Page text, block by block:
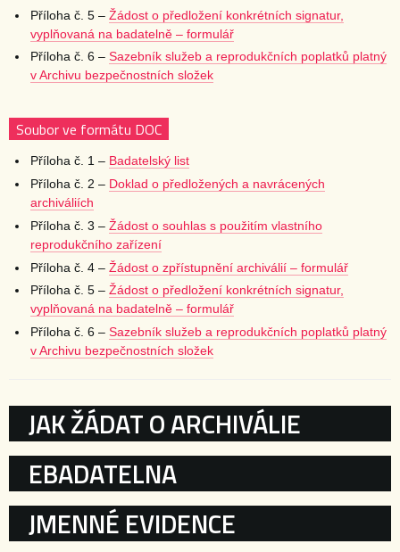
Příloha č. 5 – Žádost o předložení konkrétních signatur,
vyplňovaná na badatelně – formulář
Příloha č. 6 – Sazebník služeb a reprodukčních poplatků platný
v Archivu bezpečnostních složek
Soubor ve formátu DOC
Příloha č. 1 – Badatelský list
Příloha č. 2 – Doklad o předložených a navrácených
archiváliích
Příloha č. 3 – Žádost o souhlas s použitím vlastního
reprodukčního zařízení
Příloha č. 4 – Žádost o zpřístupnění archiválií – formulář
Příloha č. 5 – Žádost o předložení konkrétních signatur,
vyplňovaná na badatelně – formulář
Příloha č. 6 – Sazebník služeb a reprodukčních poplatků platný
v Archivu bezpečnostních složek
KATEGORIE
JAK ŽÁDAT O ARCHIVÁLIE
EBADATELNA
JMENNÉ EVIDENCE